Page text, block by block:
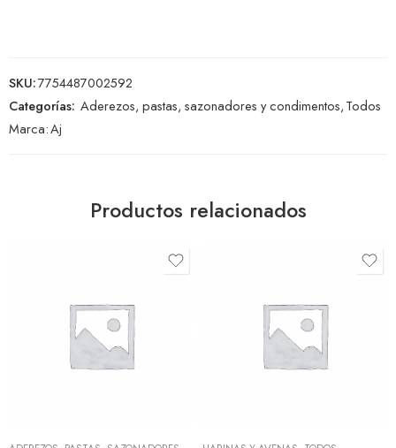
SKU:7754487002592
Categorías: Aderezos, pastas, sazonadores y condimentos,Todos
Marca:Aj
Productos relacionados